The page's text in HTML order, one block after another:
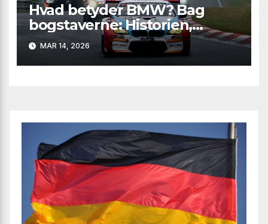
Hvad betyder BMW? Bag
bogstaverne: Historien,
logoet og magien bag
mærket
MAR 14, 2026